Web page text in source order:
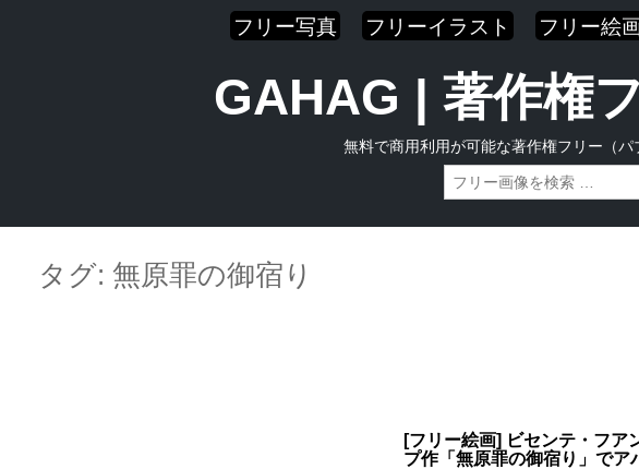
フリー写真 フリーイラスト フリー絵
GAHAG | 著作権
無料で商用利用が可能な著作権フリー（
contentタグ: 無原罪の御宿り
[フリー絵画] ビセンテ・フア
プ作「無原罪の御宿り」でア